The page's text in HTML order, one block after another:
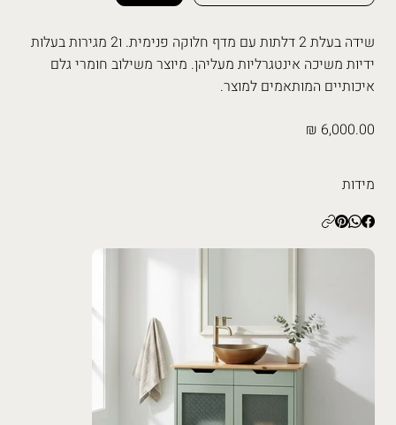
שידה בעלת 2 דלתות עם מדף חלוקה פנימית. ו2 מגירות בעלות
ידיות משיכה אינטגרליות מעליהן. מיוצר משילוב חומרי גלם
איכותיים המותאמים למוצר.
6,000.00 ₪
מידות